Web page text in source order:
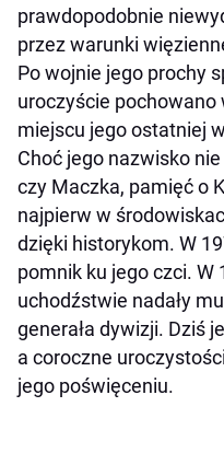
prawdopodobnie
przez warunki
Po wojnie jego prochy
uroczyście
miejscu jego ostatniej
Choć jego nazwisko
czy Maczka, pamięć o
najpierw w
dzięki historykom. W
pomnik ku jego czci. W
uchodźstwie nadały
generała dywizji. Dziś
a coroczne
jego poświęceniu.